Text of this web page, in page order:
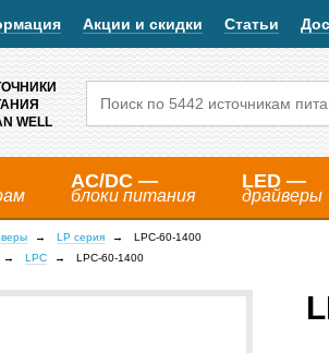
Акции и скидки Статьи
WELL
AC/DC —
блоки питания
LED —
драйверы
LP серия
LPC-60-1400
LPC LPC-60-1400